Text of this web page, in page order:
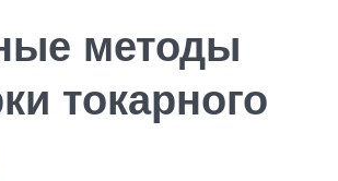
методы
токарного